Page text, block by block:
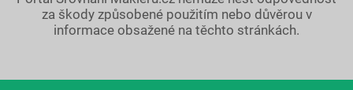
za škody způsobené použitím nebo důvěrou v
informace obsažené na těchto stránkách.